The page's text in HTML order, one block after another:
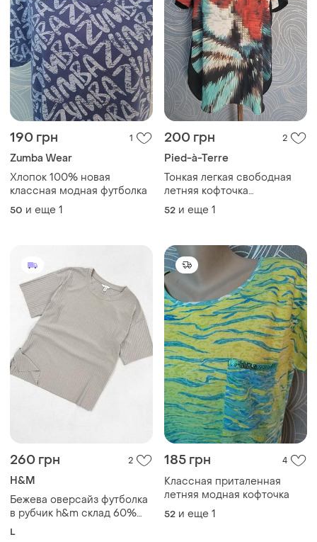
190 грн 1
Zumba Wear
Хлопок 100% новая
классная модная футболка
50 и еще 1
200 грн 2
Pied-à-Terre
Тонкая легкая свободная
летняя кофточка
закругленный низ, по бокам
разрезы
52 и еще 1
260 грн 2
H&M
Бежева оверсайз футболка
в рубчик h&m склад 60%
поліестер 35% віскоза 5%
L
185 грн 4
Классная приталенная
летняя модная кофточка
52 и еще 1